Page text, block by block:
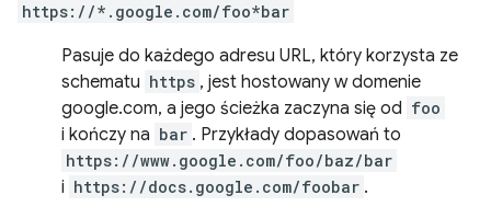
https://*.google.com/foo*bar
Pasuje do każdego adresu URL, który korzysta ze
schematu https , jest hostowany w domenie
google.com, a jego ścieżka zaczyna się od foo
i kończy na bar . Przykłady dopasowań to
https://www.google.com/foo/baz/bar
i https://docs.google.com/foobar .